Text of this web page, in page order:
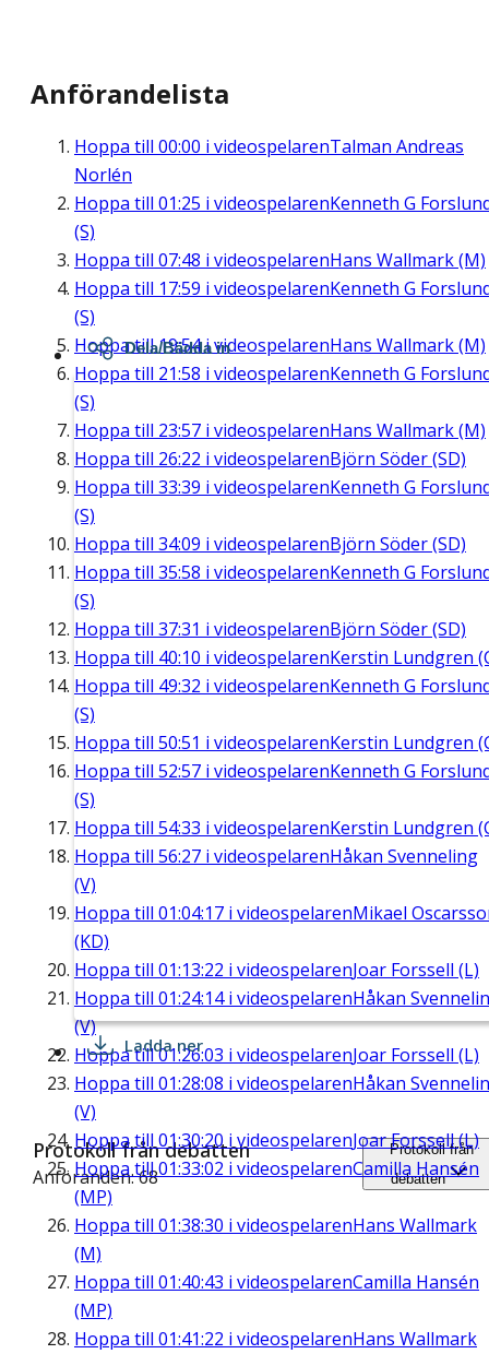
Anförandelista
Hoppa till 00:00 i videospelarenTalman Andreas
Norlén
Hoppa till 01:25 i videospelarenKenneth G
(S)
Hoppa till 07:48 i videospelarenHans Wallmark (M)
Hoppa till 17:59 i videospelarenKenneth G
(S)
Hoppa till19:54i videospelarenHans Wallmark (M)
Hoppa till 21:58 i videospelarenKenneth G
(S)
Hoppa till 23:57 i videospelarenHans Wallmark (M)
Hoppa till 26:22 i videospelarenBjörn Söder (SD)
Hoppa till 33:39 i videospelarenKenneth G
(S)
Hoppa till 34:09 i videospelarenBjörn Söder (SD)
Hoppa till 35:58 i videospelarenKenneth G
(S)
Hoppa till 37:31 i videospelarenBjörn Söder (SD)
Hoppa till 40:10 i videospelarenKerstin Lundgren
Hoppa till 49:32 i videospelarenKenneth G
(S)
Hoppa till 50:51 i videospelarenKerstin Lundgren
Hoppa till 52:57 i videospelarenKenneth G
(S)
Hoppa till 54:33 i videospelarenKerstin Lundgren
Hoppa till 56:27 i videospelarenHåkan Svenneling
(V)
Hoppa till 01:04:17 i videospelarenMikael
(KD)
Hoppa till 01:13:22 i videospelarenJoar Forssell (L)
Hoppa till 01:24:14i videospelarenHåkan
(V)
Hoppa till01:26:03 i videospelarenJoar Forssell (L)
Hoppa till 01:28:08 i videospelarenHåkan
(V)
Hoppa till 01:30:20 i videospelarenJoar Forssell (L)
Hoppa till01:33:02 i videospelarenCamilla Hansén
(MP)
Hoppa till 01:38:30 i videospelarenHans Wallmark
(M)
Hoppa till 01:40:43 i videospelarenCamilla Hansén
(MP)
Hoppa till 01:41:22 i videospelarenHans Wallmark
Dela/Bädda in
Ladda ner
Protokoll från debatten
Anföranden: 68
Protokoll från
debatten